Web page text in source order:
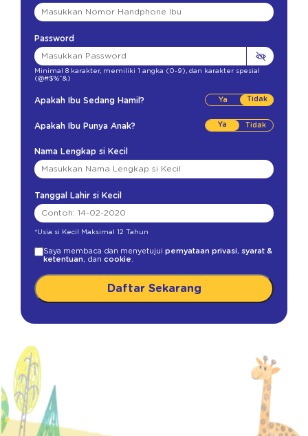
Password
Minimal 8 karakter, memiliki 1 angka (0-9) , dan karakter spesial
(@#$%^&)
Apakah Ibu Sedang Hamil? Tidak
Apakah Ibu Punya Anak? Ya
Nama Lengkap si Kecil
Tanggal Lahir si Kecil
*Usia si Kecil Maksimal 12 Tahun
Saya membaca dan menyetujui pernyataan privasi, syarat &
ketentuan, dan cookie
Daftar Sekarang